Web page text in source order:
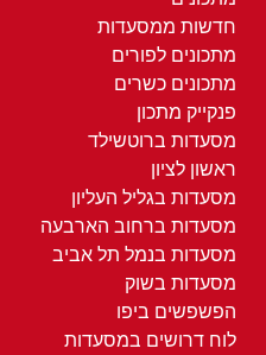
חדשות ממסעדות
מתכונים לפורים
מתכונים כשרים
פנקייק מתכון
מסעדות ברוטשילד
ראשון לציון
מסעדות בגליל העליון
מסעדות ברחוב הארבעה
מסעדות בנמל תל אביב
מסעדות בשוק
הפשפשים ביפו
לוח דרושים במסעדות